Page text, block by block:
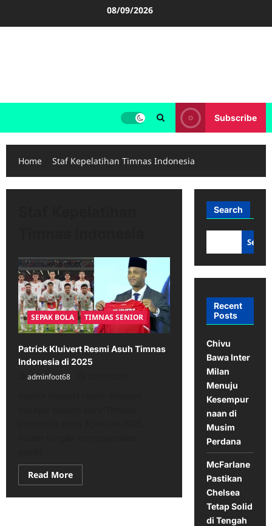
08/09/2026
Subscribe
Home Staf Kepelatihan Timnas Indonesia
SEPAK BOLA TIMNAS SENIOR
Patrick Kluivert Resmi Asuh Timnas
Indonesia di 2025
adminfoot68
Read MoreRead
more
Patrick
Search
Recent
Posts
Chivu
Bawa Inter
Milan
Menuju
Kesempur
naan di
Musim
Perdana
McFarlane
Pastikan
Chelsea
Tetap Solid
di Tengah